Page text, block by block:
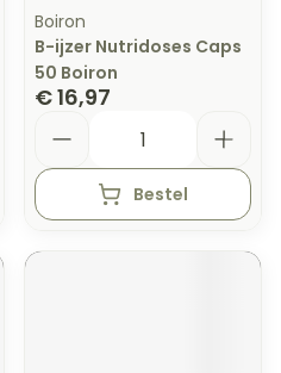
Boiron
B-ijzer Nutridoses Caps
50 Boiron
€ 16,97
Bestel